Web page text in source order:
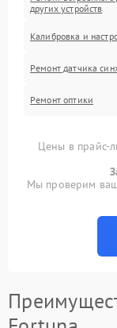
других устройств
Калибровка и
Ремонт датчика
Ремонт оптики
Цены в прайс-
Мы проверим